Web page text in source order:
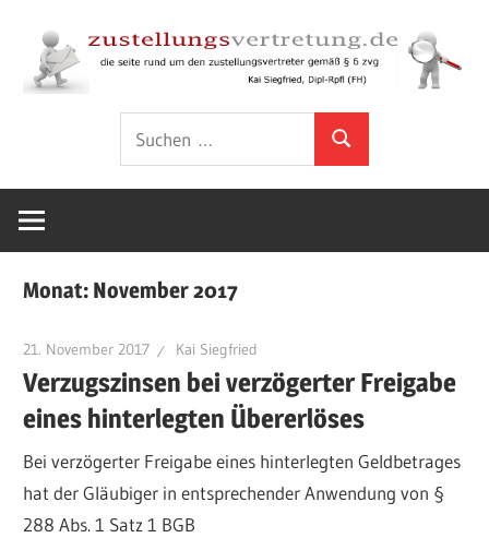
Inhalt
springen
gemäß
6
Suchen
Monat: November 2017
21. November 2017 Kai Siegfried
Verzugszinsen bei verzögerter Freigabe
eines hinterlegten Übererlöses
Bei verzögerter Freigabe eines hinterlegten Geldbetrages
hat der Gläubiger in entsprechender Anwendung von §
288 Abs. 1 Satz 1 BGB